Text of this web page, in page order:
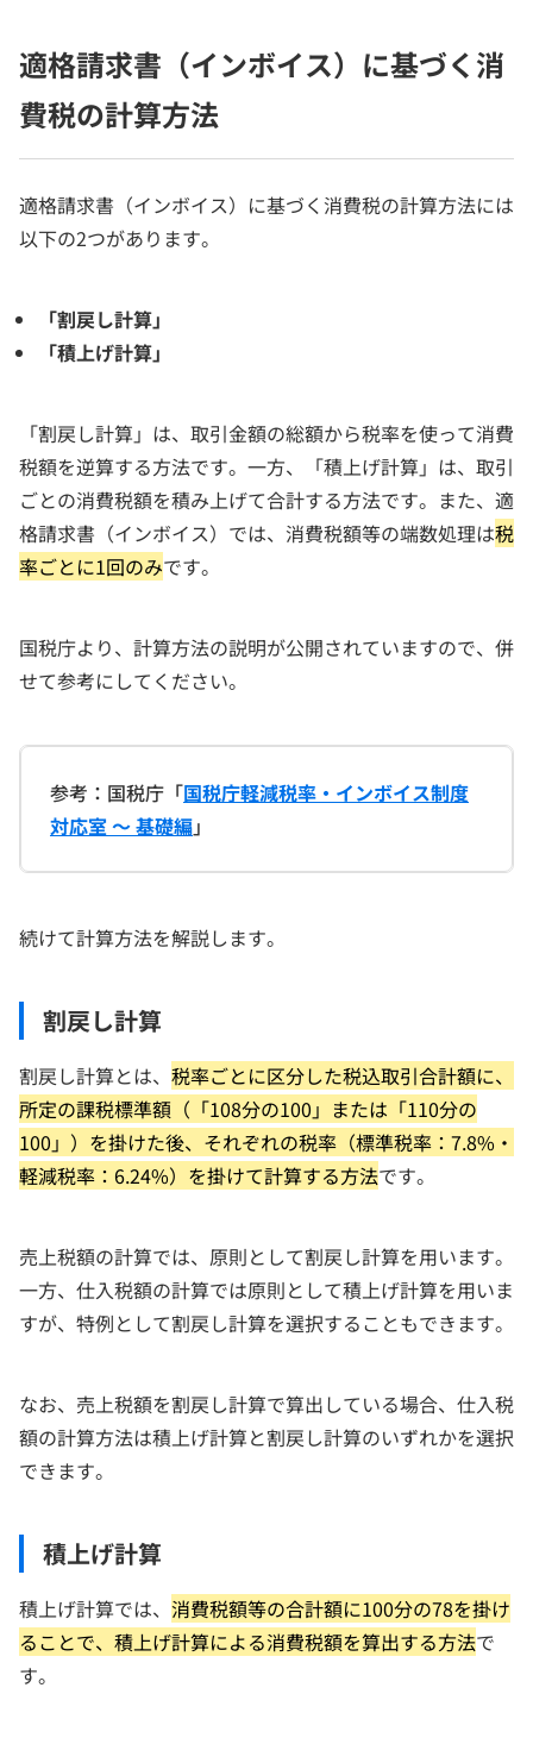
適格請求書（インボイス）に基づく消
費税の計算方法
適格請求書（インボイス）に基づく消費税の計算方法には
以下の2つがあります。
「割戻し計算」
「積上げ計算」
「割戻し計算」は、取引金額の総額から税率を使って消費
税額を逆算する方法です。一方、「積上げ計算」は、取引
ごとの消費税額を積み上げて合計する方法です。また、適
格請求書（インボイス）では、消費税額等の端数処理は税
率ごとに1回のみです。
国税庁より、計算方法の説明が公開されていますので、併
せて参考にしてください。
参考：国税庁「国税庁軽減税率・インボイス制度
対応室 ～ 基礎編」
続けて計算方法を解説します。
割戻し計算
割戻し計算とは、 税率ごとに区分した税込取引合計額に、
所定の課税標準額（「108分の100」または「110分の
100」）を掛けた後、それぞれの税率（標準税率：7.8%・
軽減税率：6.24%）を掛けて計算する方法です。
売上税額の計算では、原則として割戻し計算を用います。
一方、仕入税額の計算では原則として積上げ計算を用いま
すが、特例として割戻し計算を選択することもできます。
なお、売上税額を割戻し計算で算出している場合、仕入税
額の計算方法は積上げ計算と割戻し計算のいずれかを選択
できます。
積上げ計算
積上げ計算では、 消費税額等の合計額に100分の78を掛け
ることで、積上げ計算による消費税額を算出する方法で
す。